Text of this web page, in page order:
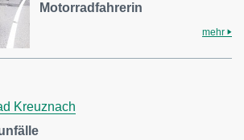
Motorradfahrerin
mehr
Kreuznach